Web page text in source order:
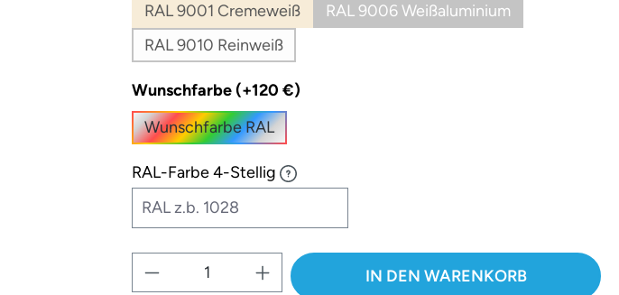
RAL 9001 Cremeweiß
(Diese Option ist zurzeit nicht verfügbar.)
RAL 9006 Weißaluminium
RAL 9010 Reinweiß
(Diese Option ist zurzeit nicht verfügbar.)
Wunschfarbe (+120 €)
Wunschfarbe RAL
RAL-Farbe 4-Stellig
Produkt Anzahl: Gib den gewünschten
IN DEN WARENKORB